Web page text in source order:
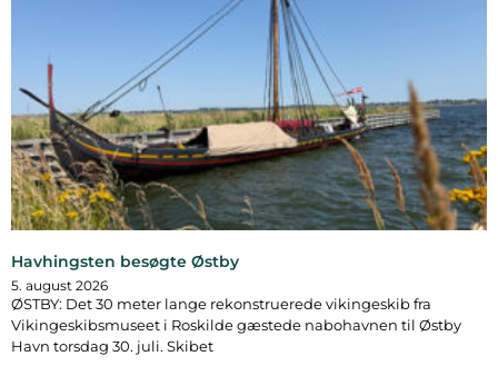
Havhingsten besøgte Østby
5. august 2026
ØSTBY: Det 30 meter lange rekonstruerede vikingeskib fra
Vikingeskibsmuseet i Roskilde gæstede nabohavnen til Østby
Havn torsdag 30. juli. Skibet